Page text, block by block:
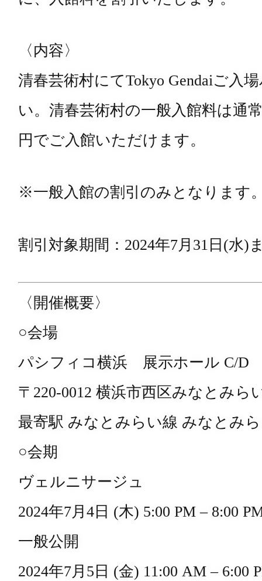
〈内容〉
清春芸術村にてTokyo Gendaiご入
い。清春芸術村の一般入館料は通
円でご入館いただけます。
※一般入館の割引のみとなります
割引対象期間：2024年7月31日(水)
〈開催概要〉
○会場
パシフィコ横浜 展示ホール C/D
〒220-0012 横浜市西区みなとみら
最寄駅 みなとみらい線 みなとみ
○会期
ヴェルニサージュ
2024年7月4日 (木) 5:00 PM – 8:00
一般公開
2024年7月5日 (金) 11:00 AM – 6:00